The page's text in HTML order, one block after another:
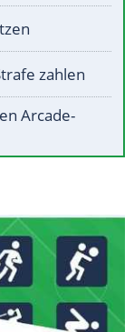
zahlen
Arcade-